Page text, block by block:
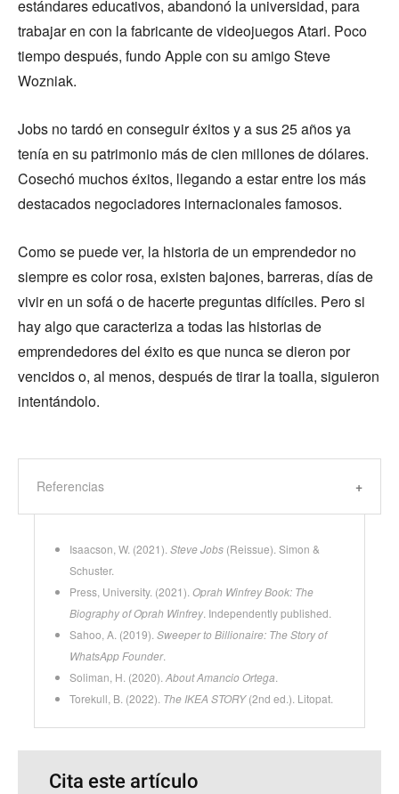
estándares educativos, abandonó la universidad, para
trabajar en con la fabricante de videojuegos Atari. Poco
tiempo después, fundo Apple con su amigo Steve
Wozniak.
Jobs no tardó en conseguir éxitos y a sus 25 años ya
tenía en su patrimonio más de cien millones de dólares.
Cosechó muchos éxitos, llegando a estar entre los más
destacados negociadores internacionales famosos.
Como se puede ver, la historia de un emprendedor no
siempre es color rosa, existen bajones, barreras, días de
vivir en un sofá o de hacerte preguntas difíciles. Pero si
hay algo que caracteriza a todas las historias de
emprendedores del éxito es que nunca se dieron por
vencidos o, al menos, después de tirar la toalla, siguieron
intentándolo.
Referencias
Isaacson, W. (2021). Steve Jobs (Reissue). Simon &
Schuster.
Press, University. (2021). Oprah Winfrey Book: The
Biography of Oprah Winfrey . Independently published.
Sahoo, A. (2019). Sweeper to Billionaire: The Story of
WhatsApp Founder.
Soliman, H. (2020). About Amancio Ortega
Torekull, B. (2022). The IKEA STORY(2nd ed.). Litopat.
Cita este artículo